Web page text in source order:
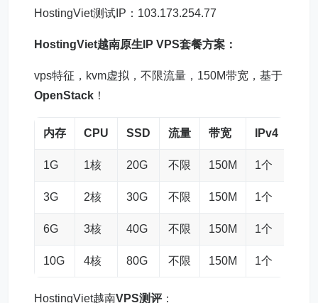
HostingViet测试IP：103.173.254.77
HostingViet越南原生IP VPS套餐方案：
vps特征，kvm虚拟，不限流量，150M带宽，基于
OpenStack ！
内存 CPU SSD 流量 带宽 IPv4
1G 1核 20G 不限 150M 1个
3G 2核 30G 不限 150M 1个
6G 3核 40G 不限 150M 1个
10G 4核 80G 不限 150M 1个
HostingViet越南VPS测评：